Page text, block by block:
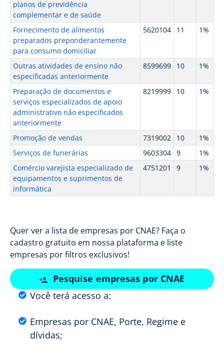
planos de previdência
complementar e de saúde
Fornecimento de alimentos
preparados preponderantemente
para consumo domiciliar
5620104 11 1%
Outras atividades de ensino não
especificadas anteriormente
8599699 10 1%
Preparação de documentos e
serviços especializados de apoio
administrativo não especificados
anteriormente
8219999 10 1%
Promoção de vendas 7319002 10
1%
Serviços de funerárias
9603304 9
1%
Comércio varejista especializado de
equipamentos e suprimentos de
informática
4751201 9 1%
Quer ver a lista de empresas por CNAE? Faça o
cadastro gratuito em nossa plataforma e liste
empresas por filtros exclusivos!
Pesquise empresas por CNAE
Você terá acesso a:
Empresas por CNAE, Porte, Regime e
dívidas;